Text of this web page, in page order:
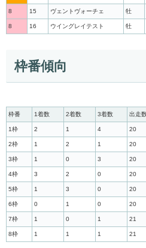
8 15 ヴェントヴォーチェ 牡
8 16 ウイングレイテスト 牡
枠番傾向
枠番 1着数 2着数 3着数 出走
1枠 2 1 4 20
2枠 1 2 1 20
3枠 1 0 3 20
4枠 3 2 0 20
5枠 1 3 0 20
6枠 0 1 0 20
7枠 1 0 1 21
8枠 1 1 1 21